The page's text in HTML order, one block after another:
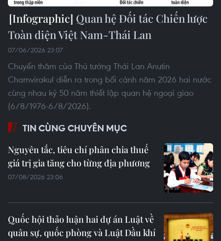
Quan hệ Đối tác Chiến lược
Toàn diện Việt Nam-Thái Lan
07/06/2026 23:07
Chuyến thăm của Thủ tướng Thái Lan Anutin
Charnvirakul diễn ra trong bối cảnh năm 2026 hai nước
cùng nhau kỷ 50 năm thiết lập quan hệ ngoại giao
(6/8/1976-6/8/2026).
TIN CÙNG CHUYÊN MỤC
Nguyên tắc, tiêu chí phân chia thuế
giá trị gia tăng cho từng địa phương
07/08/2026 23:06
Quốc hội thảo luận hai dự án Luật về
quân sự, quốc phòng và Luật Dầu khí